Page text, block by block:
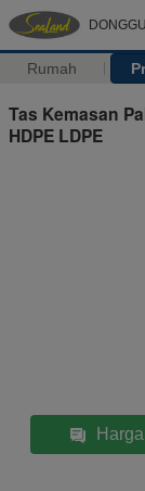
Rumah
Tas Kemasan
HDPE LDPE